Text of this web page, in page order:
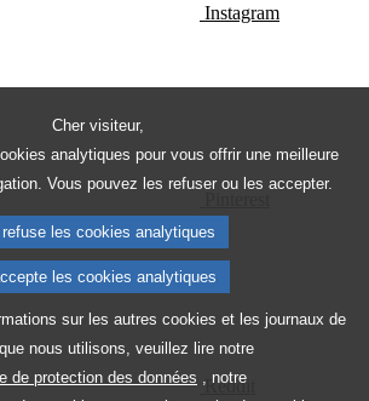
Cher visiteur,
analytiques pour vous offrir une meilleure
Vous pouvez les refuser ou les accepter.
les cookies analytiques
les cookies analytiques
sur les autres cookies et les journaux de
nous utilisons, veuillez lire notre
de protection des données , notre
Instagram
Reddit